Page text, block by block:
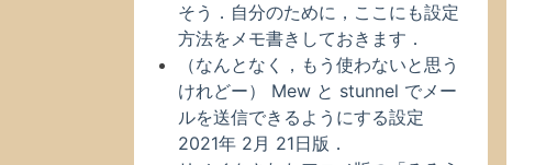
そう．自分のために，ここにも設定
方法をメモ書きしておきます．
（なんとなく，もう使わないと思う
けれどー） Mew と stunnel でメー
ルを送信できるようにする設定
2021年 2月 21日版．